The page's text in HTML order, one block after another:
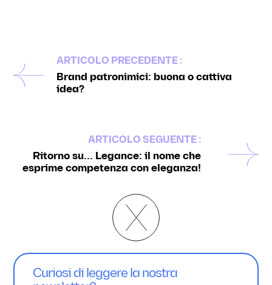
ARTICOLO PRECEDENTE :
Brand patronimici: buona o cattiva
idea?
ARTICOLO SEGUENTE :
Ritorno su... Legance: il nome che
esprime competenza con eleganza!
Curiosi di leggere la nostra